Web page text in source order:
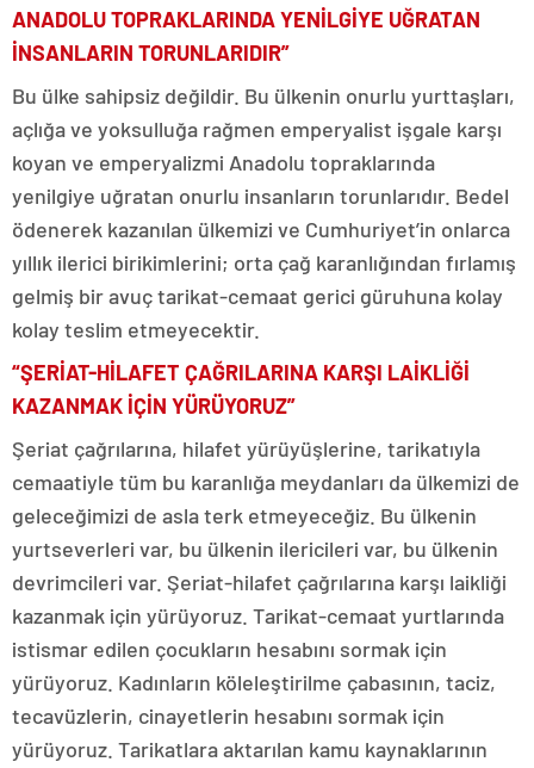
ANADOLU TOPRAKLARINDA YENİLGİYE UĞRATAN
İNSANLARIN TORUNLARIDIR”
Bu ülke sahipsiz değildir. Bu ülkenin onurlu yurttaşları,
açlığa ve yoksulluğa rağmen emperyalist işgale karşı
koyan ve emperyalizmi Anadolu topraklarında
yenilgiye uğratan onurlu insanların torunlarıdır. Bedel
ödenerek kazanılan ülkemizi ve Cumhuriyet’in onlarca
yıllık ilerici birikimlerini; orta çağ karanlığından fırlamış
gelmiş bir avuç tarikat-cemaat gerici güruhuna kolay
kolay teslim etmeyecektir.
“ŞERİAT-HİLAFET ÇAĞRILARINA KARŞI LAİKLİĞİ
KAZANMAK İÇİN YÜRÜYORUZ”
Şeriat çağrılarına, hilafet yürüyüşlerine, tarikatıyla
cemaatiyle tüm bu karanlığa meydanları da ülkemizi de
geleceğimizi de asla terk etmeyeceğiz. Bu ülkenin
yurtseverleri var, bu ülkenin ilericileri var, bu ülkenin
devrimcileri var. Şeriat-hilafet çağrılarına karşı laikliği
kazanmak için yürüyoruz. Tarikat-cemaat yurtlarında
istismar edilen çocukların hesabını sormak için
yürüyoruz. Kadınların köleleştirilme çabasının, taciz,
tecavüzlerin, cinayetlerin hesabını sormak için
yürüyoruz. Tarikatlara aktarılan kamu kaynaklarının